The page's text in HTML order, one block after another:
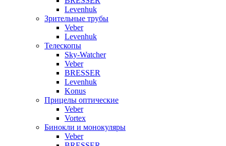
Levenhuk
Зрительные трубы
Veber
Levenhuk
Телескопы
Sky-Watcher
Veber
BRESSER
Levenhuk
Konus
Прицелы оптические
Veber
Vortex
Бинокли и монокуляры
Veber